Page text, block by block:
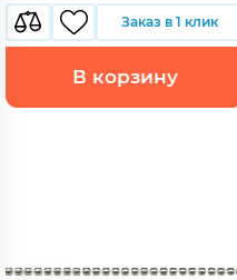
Заказ в 1 клик
В корзину